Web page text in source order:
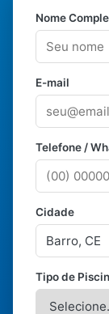
Nome
E-mail
Telefone /
Cidade
Tipo de